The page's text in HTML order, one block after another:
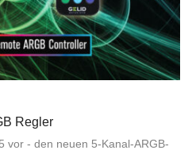
Regler
vor - den neuen 5-Kanal-ARGB-